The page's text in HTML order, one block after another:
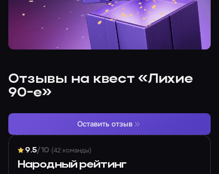
Отзывы на квест «Лихие
90-е»
9.5/10 (42 команды)
Народный рейтинг
Оставить отзыв